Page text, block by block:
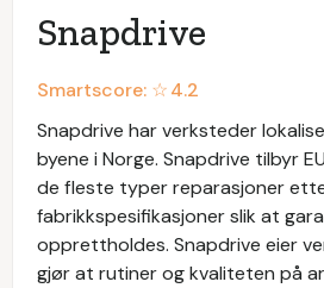
Snapdrive
Smartscore: ☆4.2
Snapdrive har verksteder
byene i Norge. Snapdrive tilbyr
de fleste typer reparasjoner
fabrikkspesifikasjoner slik at
opprettholdes. Snapdrive eier
gjør at rutiner og kvaliteten på